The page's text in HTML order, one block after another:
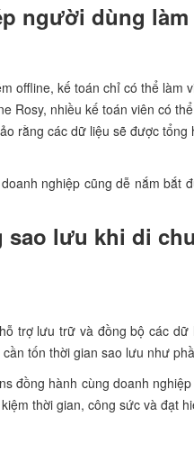
người dùng
offline, kế toán chỉ có thể làm
Rosy, nhiều kế toán viên có
rằng các dữ liệu sẽ được
nghiệp cũng dễ nắm bắt
sao lưu khi di
trợ lưu trữ và đồng bộ các
tốn thời gian sao lưu như
đồng hành cùng doanh
thời gian, công sức và đạt